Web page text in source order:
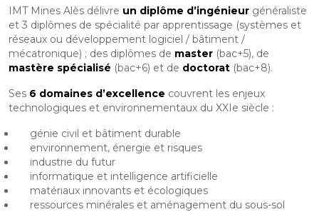
IMT Mines Alès délivre un diplôme d’ingénieur généraliste
et 3 diplômes de spécialité par apprentissage (systèmes et
réseaux ou développement logiciel / bâtiment /
mécatronique) ; des diplômes de master (bac+5), de
mastère spécialisé (bac+6) et de doctorat (bac+8).
Ses 6 domaines d’excellence couvrent les enjeux
technologiques et environnementaux du XXIe siècle :
génie civil et bâtiment durable
environnement, énergie et risques
industrie du futur
informatique et intelligence artificielle
matériaux innovants et écologiques
ressources minérales et aménagement du sous-sol